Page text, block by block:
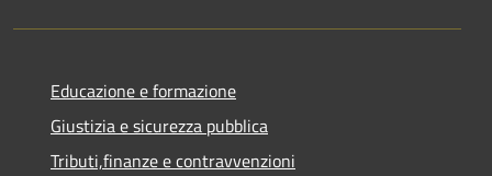
Educazione e formazione
Giustizia e sicurezza pubblica
Tributi,finanze e contravvenzioni